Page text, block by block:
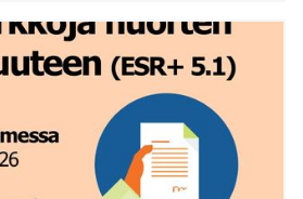
budjettiriihessä.